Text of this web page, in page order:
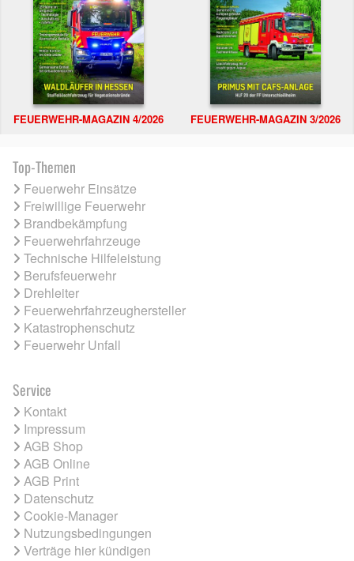
FEUERWEHR-MAGAZIN 4/2026 FEUERWEHR-MAGAZIN 3/2026
Top-Themen
Feuerwehr Einsätze
Freiwillige Feuerwehr
Brandbekämpfung
Feuerwehrfahrzeuge
Technische Hilfeleistung
Berufsfeuerwehr
Drehleiter
Feuerwehrfahrzeughersteller
Katastrophenschutz
Feuerwehr Unfall
Service
Kontakt
Impressum
AGB Shop
AGB Online
AGB Print
Datenschutz
Cookie-Manager
Nutzungsbedingungen
Verträge hier kündigen